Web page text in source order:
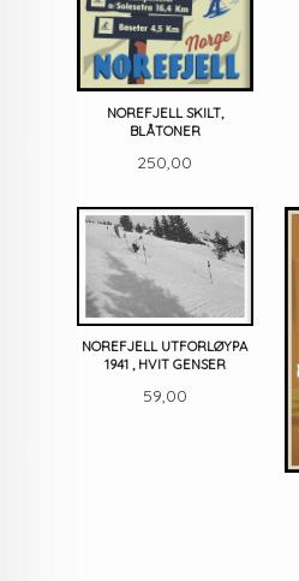
NOREFJELL SKILT,
BLÅTONER
Pris
250,00
NOREFJELL UTFORLØYPA
1941 , HVIT GENSER
Pris
59,00